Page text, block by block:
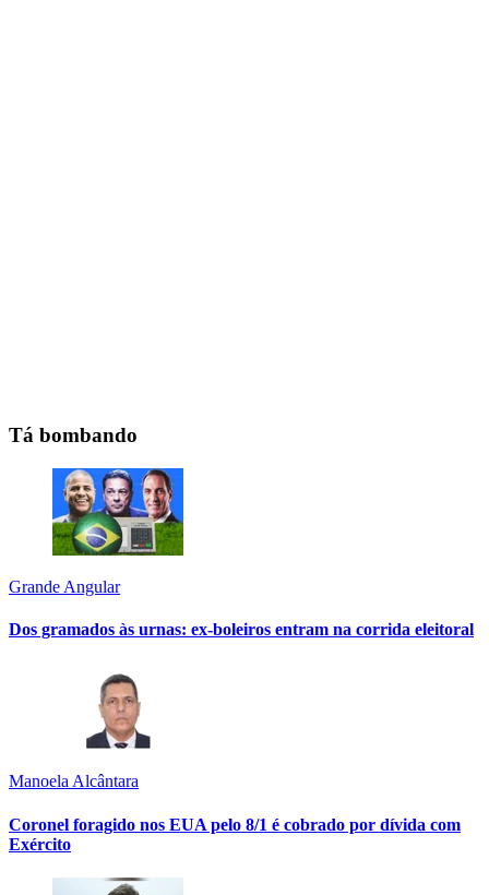
Tá bombando
Grande Angular
Dos gramados às urnas: ex-boleiros entram na corrida eleitoral
Manoela Alcântara
Coronel foragido nos EUA pelo 8/1 é cobrado por dívida com
Exército